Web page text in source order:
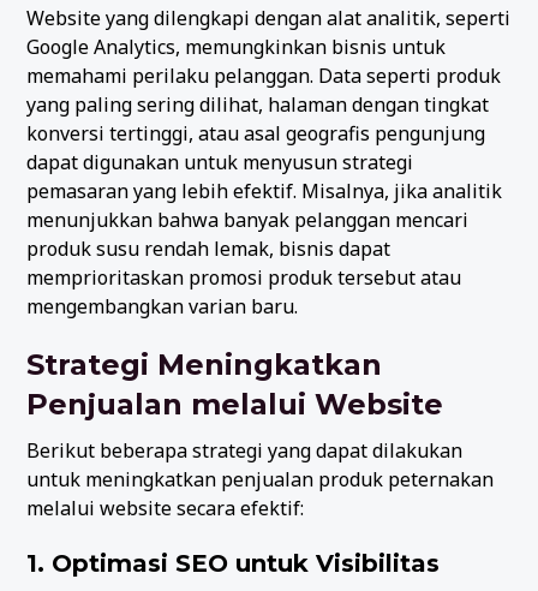
Website yang dilengkapi dengan alat analitik, seperti
Google Analytics, memungkinkan bisnis untuk
memahami perilaku pelanggan. Data seperti produk
yang paling sering dilihat, halaman dengan tingkat
konversi tertinggi, atau asal geografis pengunjung
dapat digunakan untuk menyusun strategi
pemasaran yang lebih efektif. Misalnya, jika analitik
menunjukkan bahwa banyak pelanggan mencari
produk susu rendah lemak, bisnis dapat
memprioritaskan promosi produk tersebut atau
mengembangkan varian baru.
Strategi Meningkatkan
Penjualan melalui Website
Berikut beberapa strategi yang dapat dilakukan
untuk meningkatkan penjualan produk peternakan
melalui website secara efektif:
1. Optimasi SEO untuk Visibilitas